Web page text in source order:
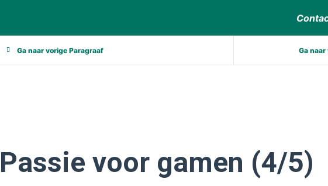
Ga naar vorige Paragraaf Ga
Passie voor gamen (4/5)